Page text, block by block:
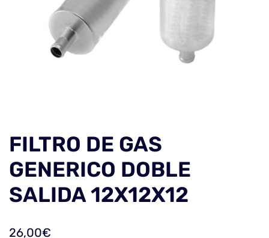
FILTRO DE GAS
GENERICO DOBLE
SALIDA 12X12X12
26,00€